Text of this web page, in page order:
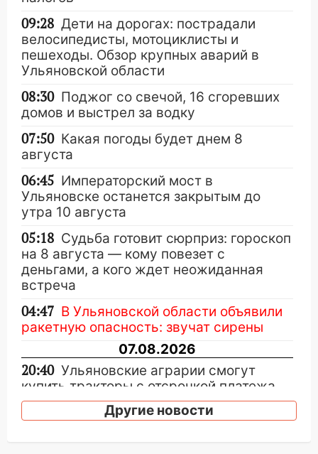
09:28 Дети на дорогах: пострадали
велосипедисты, мотоциклисты и
пешеходы. Обзор крупных аварий в
Ульяновской области
08:30 Поджог со свечой, 16 сгоревших
домов и выстрел за водку
07:50 Какая погоды будет днем 8
августа
06:45 Императорский мост в
Ульяновске останется закрытым до
утра 10 августа
05:18 Судьба готовит сюрприз: гороскоп
на 8 августа — кому повезет с
деньгами, а кого ждет неожиданная
встреча
04:47 В Ульяновской области объявили
ракетную опасность: звучат сирены
07.08.2026
20:40 Ульяновские аграрии смогут
купить тракторы с отсрочкой платежа
до декабря
Другие новости